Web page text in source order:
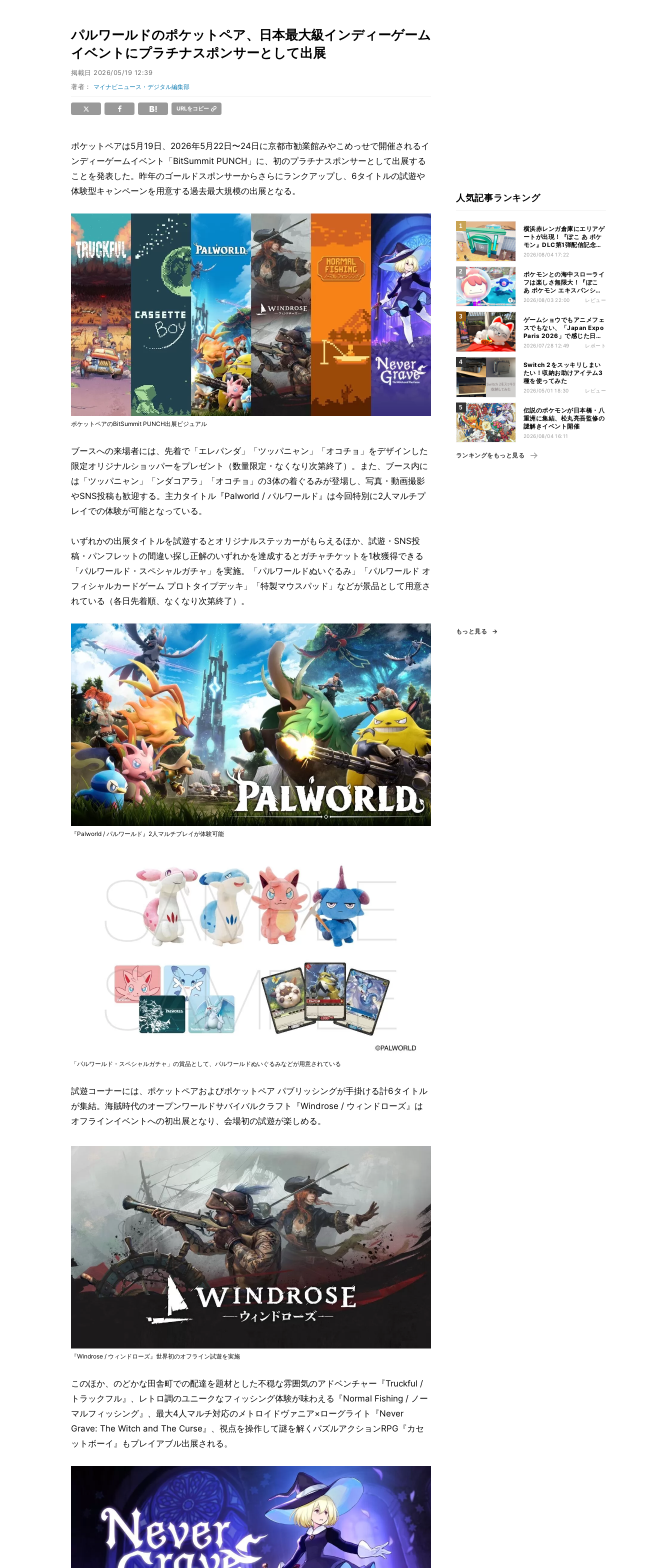
パルワールドのポケットペア、日本最大級インディーゲーム
イベントにプラチナスポンサーとして出展
掲載日 2026/05/19 12:39
著者： マイナビニュース・デジタル編集部
URLをコピー
ポケットペアは5月19日、2026年5月22日〜24日に京都市勧業館みやこめっせで開催されるイ
ンディーゲームイベント「BitSummit PUNCH」に、初のプラチナスポンサーとして出展する
ことを発表した。昨年のゴールドスポンサーからさらにランクアップし、6タイトルの試遊や
体験型キャンペーンを用意する過去最大規模の出展となる。
ポケットペアのBitSummit PUNCH出展ビジュアル
ブースへの来場者には、先着で「エレパンダ」「ツッパニャン」「オコチョ」をデザインした
限定オリジナルショッパーをプレゼント（数量限定・なくなり次第終了）。また、ブース内に
は「ツッパニャン」「ンダコアラ」「オコチョ」の3体の着ぐるみが登場し、写真・動画撮影
やSNS投稿も歓迎する。主力タイトル『Palworld / パルワールド』は今回特別に2人マルチプ
レイでの体験が可能となっている。
いずれかの出展タイトルを試遊するとオリジナルステッカーがもらえるほか、試遊・SNS投
稿・パンフレットの間違い探し正解のいずれかを達成するとガチャチケットを1枚獲得できる
「パルワールド・スペシャルガチャ」を実施。「パルワールドぬいぐるみ」「パルワールド オ
フィシャルカードゲーム プロトタイプデッキ」「特製マウスパッド」などが景品として用意さ
れている（各日先着順、なくなり次第終了）。
『Palworld / パルワールド』2人マルチプレイが体験可能
「パルワールド・スペシャルガチャ」の賞品として、パルワールドぬいぐるみなどが用意されている
試遊コーナーには、ポケットペアおよびポケットペア パブリッシングが手掛ける計6タイトル
が集結。海賊時代のオープンワールドサバイバルクラフト『Windrose / ウィンドローズ』は
オフラインイベントへの初出展となり、会場初の試遊が楽しめる。
『Windrose / ウィンドローズ』世界初のオフライン試遊を実施
このほか、のどかな田舎町での配達を題材とした不穏な雰囲気のアドベンチャー『Truckful /
トラックフル』、レトロ調のユニークなフィッシング体験が味わえる『Normal Fishing / ノー
マルフィッシング』、最大4人マルチ対応のメトロイドヴァニア×ローグライト『Never
Grave: The Witch and The Curse』、視点を操作して謎を解くパズルアクションRPG『カセ
ットボーイ』もプレイアブル出展される。
人気記事ランキング
横浜赤レンガ倉庫にエリアゲ
ートが出現！『ぽこ あ ポケ
モン』DLC第1弾配信記念イ
ベント - 8月6日～9日まで開
2026/08/04 17:22
ポケモンとの海中スローライ
フは楽しさ無限大！『ぽこ
あ ポケモン エキスパンショ
ンパス』を先行プレイ
2026/08/03 22:00 レビュー
ゲームショウでもアニメフェ
スでもない、「Japan Expo
Paris 2026」で感じた日本
文化の熱量
2026/07/28 12:49 レポート
Switch 2をスッキリしまい
たい！収納お助けアイテム3
種を使ってみた
2026/05/01 18:30 レビュー
伝説のポケモンが日本橋・八
重洲に集結、松丸亮吾監修の
謎解きイベント開催
2026/08/04 16:11
ランキングをもっと見る
もっと見る